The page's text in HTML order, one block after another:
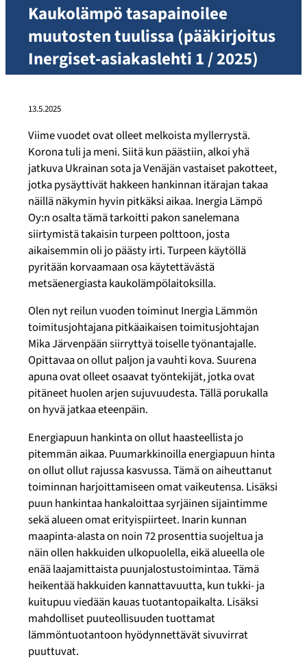
Kaukolämpö tasapainoilee
muutosten tuulissa (pääkirjoitus
Inergiset-asiakaslehti 1 / 2025)
13.5.2025
Viime vuodet ovat olleet melkoista myllerrystä.
Korona tuli ja meni. Siitä kun päästiin, alkoi yhä
jatkuva Ukrainan sota ja Venäjän vastaiset pakotteet,
jotka pysäyttivät hakkeen hankinnan itärajan takaa
näillä näkymin hyvin pitkäksi aikaa. Inergia Lämpö
Oy:n osalta tämä tarkoitti pakon sanelemana
siirtymistä takaisin turpeen polttoon, josta
aikaisemmin oli jo päästy irti. Turpeen käytöllä
pyritään korvaamaan osa käytettävästä
metsäenergiasta kaukolämpölaitoksilla.
Olen nyt reilun vuoden toiminut Inergia Lämmön
toimitusjohtajana pitkäaikaisen toimitusjohtajan
Mika Järvenpään siirryttyä toiselle työnantajalle.
Opittavaa on ollut paljon ja vauhti kova. Suurena
apuna ovat olleet osaavat työntekijät, jotka ovat
pitäneet huolen arjen sujuvuudesta. Tällä porukalla
on hyvä jatkaa eteenpäin.
Energiapuun hankinta on ollut haasteellista jo
pitemmän aikaa. Puumarkkinoilla energiapuun hinta
on ollut ollut rajussa kasvussa. Tämä on aiheuttanut
toiminnan harjoittamiseen omat vaikeutensa. Lisäksi
puun hankintaa hankaloittaa syrjäinen sijaintimme
sekä alueen omat erityispiirteet. Inarin kunnan
maapinta-alasta on noin 72 prosenttia suojeltua ja
näin ollen hakkuiden ulkopuolella, eikä alueella ole
enää laajamittaista puunjalostustoimintaa. Tämä
heikentää hakkuiden kannattavuutta, kun tukki- ja
kuitupuu viedään kauas tuotantopaikalta. Lisäksi
mahdolliset puuteollisuuden tuottamat
lämmöntuotantoon hyödynnettävät sivuvirrat
puuttuvat.